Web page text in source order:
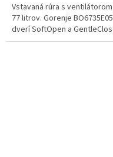
Vstavaná rúra s
77 litrov. Gorenje
dverí SoftOpen a